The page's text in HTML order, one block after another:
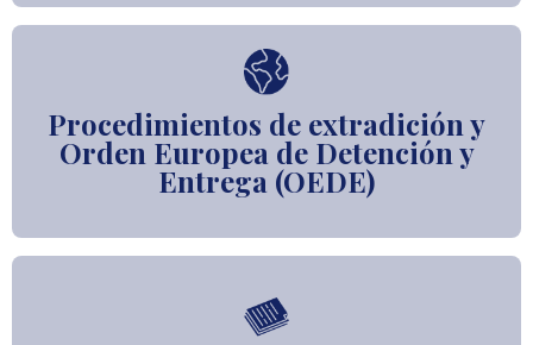
Procedimientos de extradición y
Orden Europea de Detención y
Entrega (OEDE)